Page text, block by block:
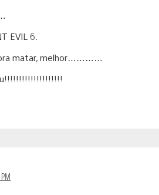
EVIL 6.
pra matar, melhor…………